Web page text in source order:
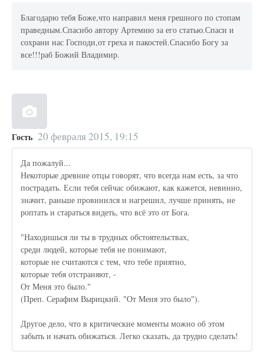
Благодарю тебя Боже,что направил меня грешного по стопам
праведным.Спасибо автору Артемию за его статью.Спаси и
сохрани нас Господи,от греха и пакостей.Спасибо Богу за
все!!!раб Божий Владимир.
Гость 20 февраля 2015, 19:15
Да пожалуй...
Некоторые древние отцы говорят, что всегда нам есть, за что
пострадать. Если тебя сейчас обижают, как кажется, невинно,
значит, раньше провинился и нагрешил, лучше принять, не
роптать и стараться видеть, что всё это от Бога.
"Находишься ли ты в трудных обстоятельствах,
среди людей, которые тебя не понимают,
которые не считаются с тем, что тебе приятно,
которые тебя отстраняют, -
От Меня это было."
(Преп. Серафим Вырицкий. "От Меня это было").
Другое дело, что в критические моменты можно об этом
забыть и начать обижаться. Легко сказать, да трудно сделать!